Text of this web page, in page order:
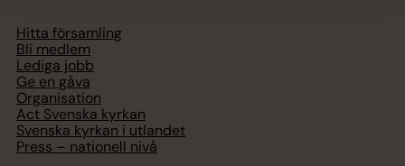
Hitta församling
Bli medlem
Lediga jobb
Ge en gåva
Organisation
Act Svenska kyrkan
Svenska kyrkan i utlandet
Press – nationell nivå